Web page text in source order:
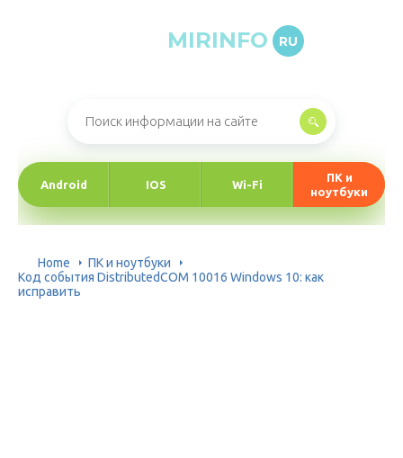
MIRINFO RU
Android IOS Wi-Fi
ПК и
ноутбуки
Home
ПК и ноутбуки
Код события DistributedCOM 10016 Windows 10: как
исправить